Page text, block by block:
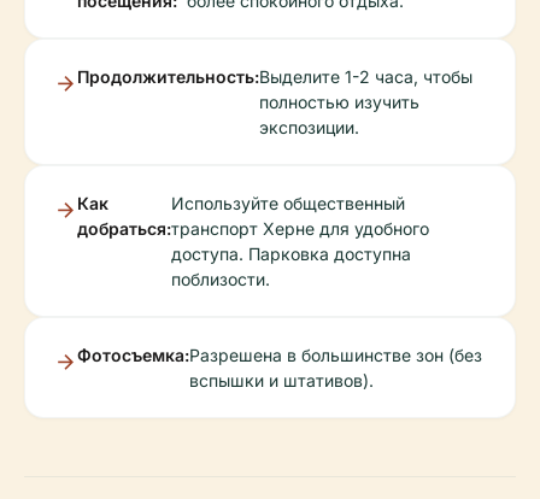
Продолжительность:Выделите 1-2 часа, чтобы
полностью изучить
экспозиции.
Как
добраться:
Используйте общественный
транспорт Херне для удобного
доступа. Парковка доступна
поблизости.
Фотосъемка:Разрешена в большинстве зон (без
вспышки и штативов).